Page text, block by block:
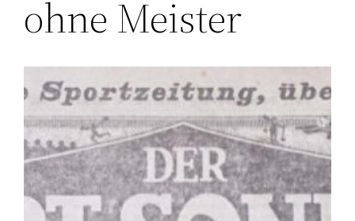
ohne Meister